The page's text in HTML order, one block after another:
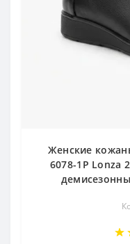
Женские
6078-1P Lonza